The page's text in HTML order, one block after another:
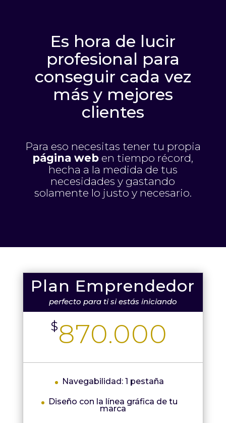
Es hora de lucir
profesional para
conseguir cada vez
más y mejores
clientes
Para eso necesitas tener tu propia
página web en tiempo récord,
hecha a la medida de tus
necesidades y gastando
solamente lo justo y necesario.
Plan Emprendedor
perfecto para ti si estás iniciando
$870.000
Navegabilidad: 1 pestaña
Diseño con la línea gráfica de tu
marca